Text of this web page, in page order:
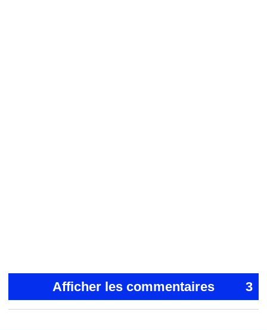
Afficher les commentaires 3